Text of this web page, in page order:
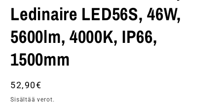
Ledinaire LED56S, 46W,
5600lm, 4000K, IP66,
1500mm
Normaalihinta
52,90€
Sisältää verot.